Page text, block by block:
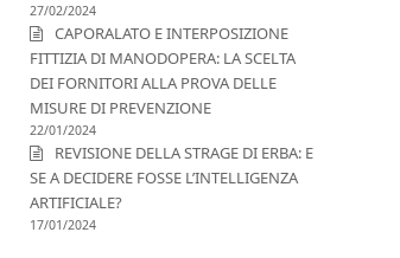
27/02/2024
CAPORALATO E INTERPOSIZIONE
FITTIZIA DI MANODOPERA: LA SCELTA
DEI FORNITORI ALLA PROVA DELLE
MISURE DI PREVENZIONE
22/01/2024
REVISIONE DELLA STRAGE DI ERBA: E
SE A DECIDERE FOSSE L’INTELLIGENZA
ARTIFICIALE?
17/01/2024